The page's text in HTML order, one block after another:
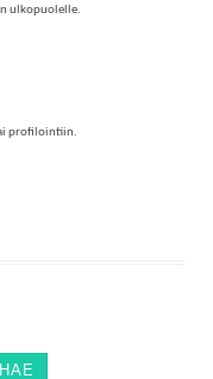
ulkopuolelle.
profilointiin.